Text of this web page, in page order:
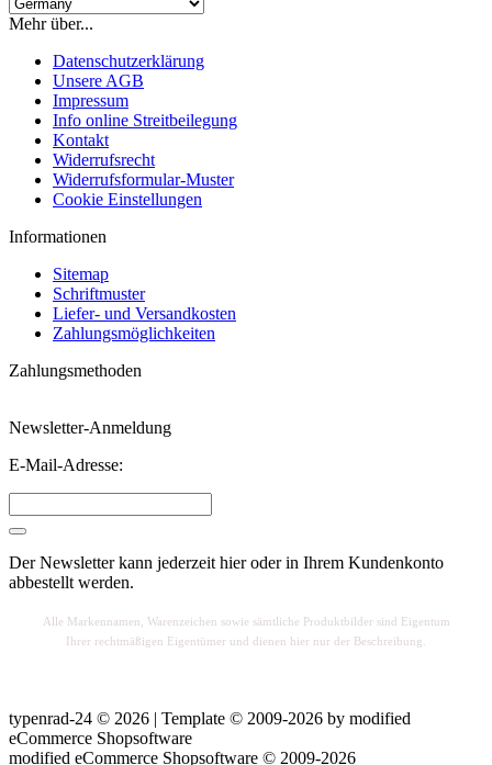
Mehr über...
Datenschutzerklärung
Unsere AGB
Impressum
Info online Streitbeilegung
Kontakt
Widerrufsrecht
Widerrufsformular-Muster
Cookie Einstellungen
Informationen
Sitemap
Schriftmuster
Liefer- und Versandkosten
Zahlungsmöglichkeiten
Zahlungsmethoden
Newsletter-Anmeldung
E-Mail-Adresse:
Der Newsletter kann jederzeit hier oder in Ihrem Kundenkonto
abbestellt werden.
Alle Markennamen, Warenzeichen sowie sämtliche Produktbilder sind Eigentum
Ihrer rechtmäßigen Eigentümer und dienen hier nur der Beschreibung.
typenrad-24 © 2026 | Template © 2009-2026 by modified
eCommerce Shopsoftware
modified eCommerce Shopsoftware © 2009-2026